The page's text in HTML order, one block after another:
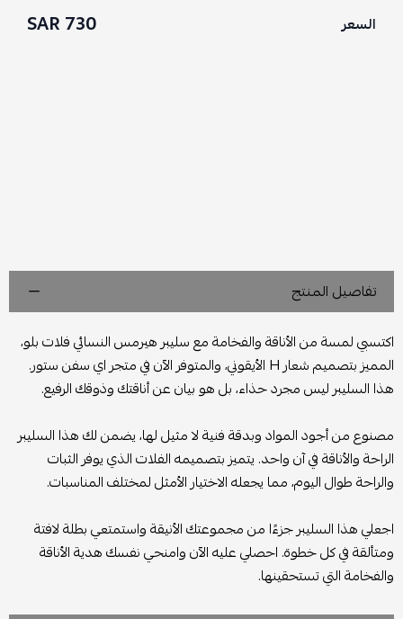
السعر 730 SAR
تفاصيل المنتج
اكتسبي لمسة من الأناقة والفخامة مع سليبر هيرمس النسائي فلات بلو،
المميز بتصميم شعار H الأيقوني، والمتوفر الآن في متجر اي سفن ستور.
هذا السليبر ليس مجرد حذاء، بل هو بيان عن أناقتك وذوقك الرفيع.
مصنوع من أجود المواد وبدقة فنية لا مثيل لها، يضمن لك هذا السليبر
الراحة والأناقة في آن واحد. يتميز بتصميمه الفلات الذي يوفر الثبات
والراحة طوال اليوم، مما يجعله الاختيار الأمثل لمختلف المناسبات.
اجعلي هذا السليبر جزءًا من مجموعتك الأنيقة واستمتعي بطلة لافتة
ومتألقة في كل خطوة. احصلي عليه الآن وامنحي نفسك هدية الأناقة
والفخامة التي تستحقينها.